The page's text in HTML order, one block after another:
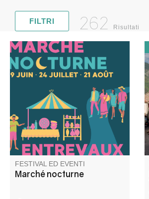
FILTRI 262 Risultati
Venite a scoprire la prima
edizione dei mercati notturni
espositori affezionati e ospiti
d’eccezione, shopping all’aria
aperta, bar aperti e
un’atmosfera conviviale vi
aspettano.
FESTIVAL ED EVENTI
Marché nocturne